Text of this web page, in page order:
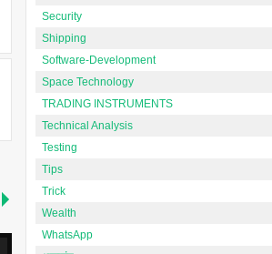
Security
Shipping
Software-Development
Space Technology
TRADING INSTRUMENTS
Technical Analysis
Testing
Tips
Trick
Wealth
WhatsApp